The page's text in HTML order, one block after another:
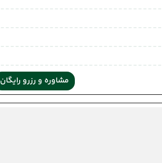
مشاوره و رزرو رایگان